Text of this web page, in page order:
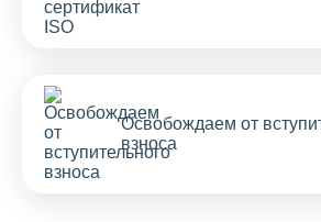
Освобождаем от
взноса